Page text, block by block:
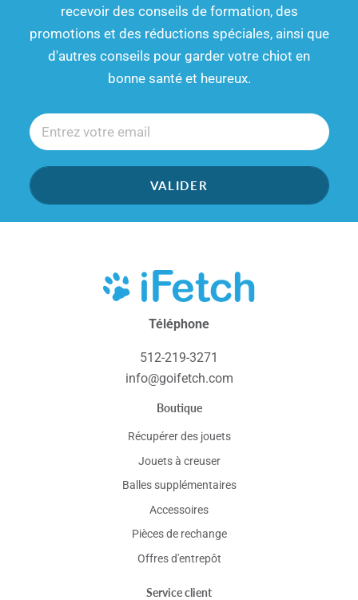
recevoir des conseils de formation, des
promotions et des réductions spéciales, ainsi que
d'autres conseils pour garder votre chiot en
bonne santé et heureux.
VALIDER
Téléphone
512-219-3271
info@goifetch.com
Boutique
Récupérer des jouets
Jouets à creuser
Balles supplémentaires
Accessoires
Pièces de rechange
Offres d'entrepôt
Service client